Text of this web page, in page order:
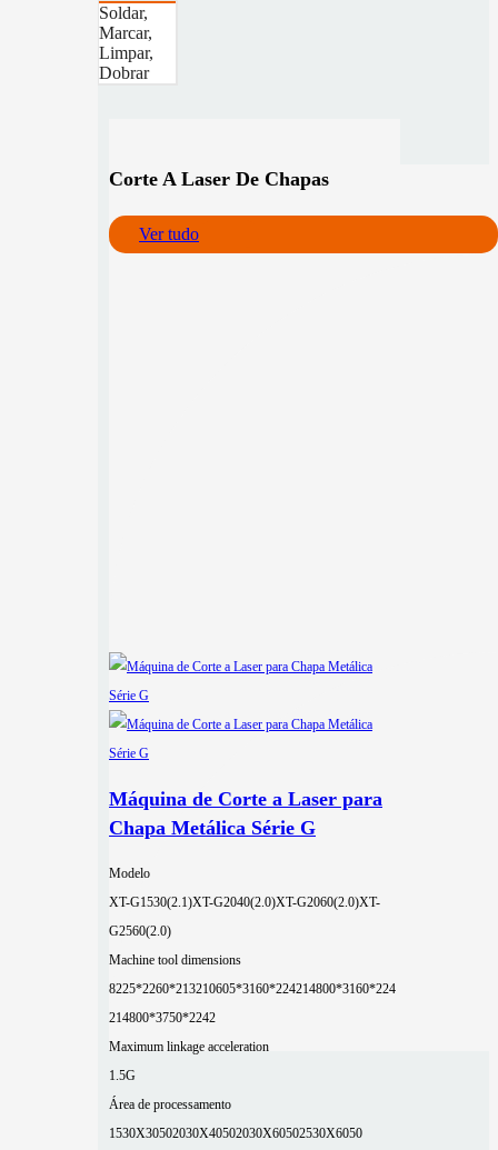
Soldar,
Marcar,
Limpar,
Dobrar
Corte A Laser De Chapas
Ver tudo
Máquina de Corte a Laser para
Chapa Metálica Série G
Modelo
XT-G1530(2.1)XT-G2040(2.0)XT-G2060(2.0)XT-
G2560(2.0)
Machine tool dimensions
8225*2260*213210605*3160*224214800*3160*224
214800*3750*2242
Maximum linkage acceleration
1.5G
Área de processamento
1530X30502030X40502030X60502530X6050